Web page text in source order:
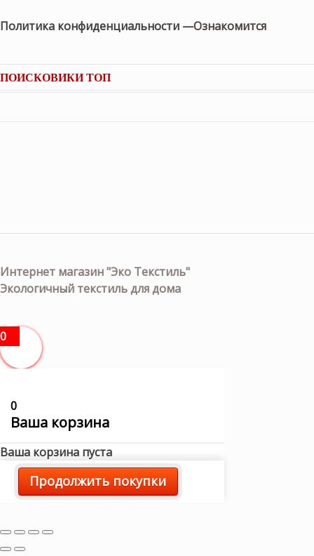
Политика конфиденциальности —Ознакомится
ПОИСКОВИКИ ТОП
Интернет магазин "Эко Текстиль"
Экологичный текстиль для дома
0
0
Ваша корзина
Ваша корзина пуста
Продолжить покупки